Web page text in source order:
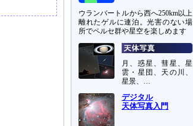
ウランバートルから西へ250km以上
離れたゲルに連泊。光害のない場
所でペルセ群や星空を楽しめます
月、惑星、彗星、星
雲・星団、天の川、
星景、…
デジタル
天体写真入門